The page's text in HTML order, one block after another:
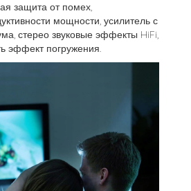
защита от помех,
мощности, усилитель с
стерео звуковые эффекты HiFi,
эффект погружения.